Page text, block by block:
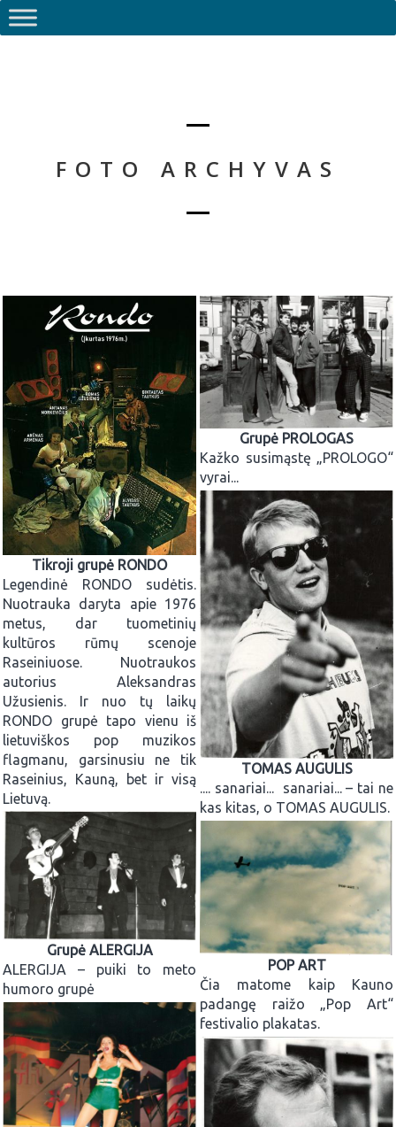
FOTO ARCHYVAS
Tikroji grupė RONDO
Legendinė RONDO sudėtis.
Nuotrauka daryta apie 1976
metus, dar tuometinių
kultūros rūmų scenoje
Raseiniuose. Nuotraukos
autorius Aleksandras
Užusienis. Ir nuo tų laikų
RONDO grupė tapo vienu iš
lietuviškos pop muzikos
flagmanu, garsinusiu ne tik
Raseinius, Kauną, bet ir visą
Lietuvą.
Grupė PROLOGAS
Kažko susimąstę „PROLOGO“
vyrai...
TOMAS AUGULIS
.... sanariai... sanariai... – tai ne
kas kitas, o TOMAS AUGULIS.
Grupė ALERGIJA
ALERGIJA – puiki to meto
humoro grupė
POP ART
Čia matome kaip Kauno
padangę raižo „Pop Art“
festivalio plakatas.